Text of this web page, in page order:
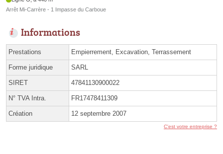
Arrêt Mi-Carrère - 1 Impasse du Carboue
Informations
Prestations Empierrement, Excavation, Terrassement
Forme juridique SARL
SIRET 47841130900022
N° TVA Intra. FR17478411309
Création 12 septembre 2007
C'est votre entreprise ?